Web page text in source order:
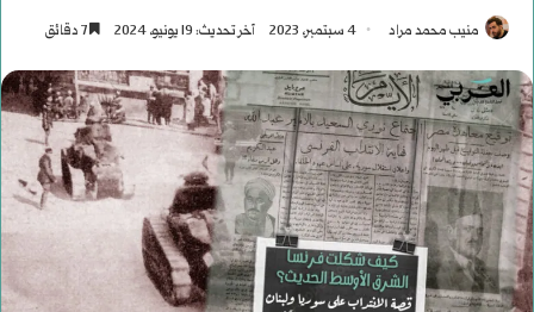
منيب محمد مراد 4 سبتمبر، 2023 آخر تحديث: 19 يونيو، 2024